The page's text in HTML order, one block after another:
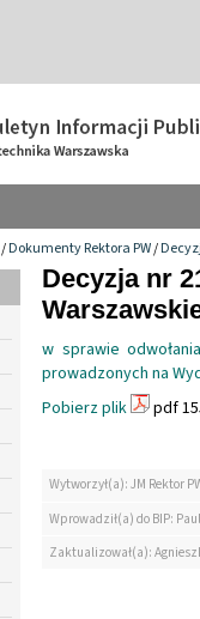
/Dokumenty Rektora PW/
Decyzja nr
w sprawie
prowadzonych na
Pobierz plik
pdf
Wytworzył(a): JM Rektor
Wprowadził(a) do BIP:
Zaktualizował(a):